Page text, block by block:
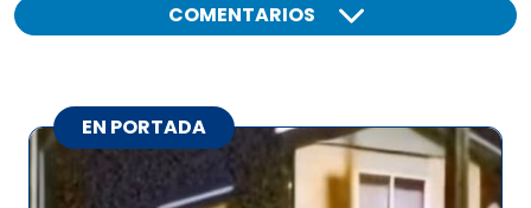
COMENTARIOS
EN PORTADA